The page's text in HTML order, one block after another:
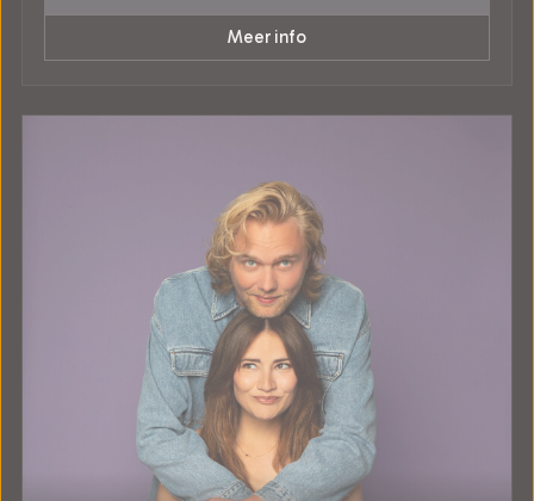
Meer info